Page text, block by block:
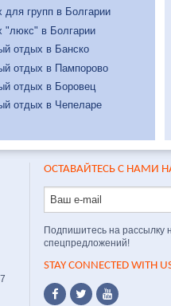
для групп в Болгарии
"люкс" в Болгарии
отдых в Банско
отдых в Пампорово
отдых в Боровец
отдых в Чепеларе
ОСТАВАЙТЕСЬ С НАМИ
Подпишитесь на рассылку
спецпредложений!
STAY CONNECTED WITH